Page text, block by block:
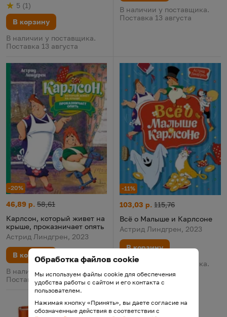
Рейтинг
5
из 5 (
по результату
1
голосов)
В корзину
В наличии у поставщика.
Поставка 13 августа
В наличии у поставщика.
Поставка 13 августа
-20%
Карлсон, который живет на крыше, проказничает опять
Цена:
46,89 р.
Старая цена:
58,61
Карлсон, который живет на
крыше, проказничает опять
Астрид Линдгрен, 2023
В корзину
В наличии у поставщика.
Поставка 13 августа
-11%
Всё о Малыше и Карлсоне
Цена:
103,03 р.
Старая цена:
115,76
Всё о Малыше и Карлсоне
Астрид Линдгрен, 2023
В корзину
В наличии у поставщика.
Поставка 13 августа
Обработка файлов cookie
Мы используем файлы cookie для обеспечения
удобства работы с сайтом и его контакта с
пользователем.
Нажимая кнопку «Принять», вы даете согласие на
обозначенные действия в соответствии с